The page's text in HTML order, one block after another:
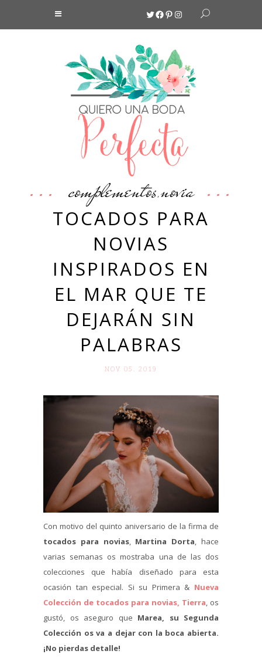
Twitter
Facebook
Pinterest
Instagram
complementos,novia
TOCADOS PARA
NOVIAS
INSPIRADOS EN
EL MAR QUE TE
DEJARÁN SIN
PALABRAS
NOV 05. 2019
Con motivo del quinto aniversario de la firma de
tocados para novias, Martina Dorta, hace
varias semanas os mostraba una de las dos
colecciones que había diseñado para esta
ocasión tan especial. Si su Primera & Nueva
Colección de tocados para novias, Tierra, os
gustó, os aseguro que Marea, su Segunda
Colección os va a dejar con la boca abierta.
¡No pierdas detalle!